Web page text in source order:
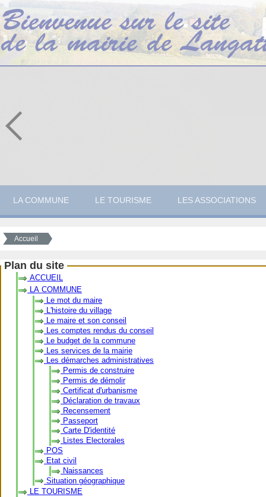
LA COMMUNE LE TOURISME LES ASSOCIATIONS
Accueil
Plan du site
ACCUEIL
LA COMMUNE
Le mot du maire
L'histoire du village
Le maire et son conseil
Les comptes rendus du conseil
Le budget de la commune
Les services de la mairie
Les démarches administratives
Permis de construire
Permis de démolir
Certificat d'urbanisme
Déclaration de travaux
Recensement
Passeport
Carte D'identité
Listes Electorales
POS
Etat civil
Naissances
Situation géographique
LE TOURISME